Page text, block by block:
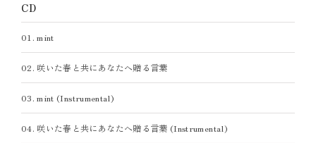
CD
01. mint
02. 咲いた春と共にあなたへ贈る言葉
03. mint (Instrumental)
04. 咲いた春と共にあなたへ贈る言葉 (Instrumental)
CD
01. mint
02. 咲いた春と共にあなたへ贈る言葉
03. mint (Instrumental)
CD
01. mint
02. 咲いた春と共にあなたへ贈る言葉
03. mint (Instrumental)